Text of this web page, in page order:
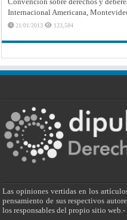
Internacional Americana,
21/01/2013 123,584
Las opiniones vertidas en los
pensamiento de sus respectivos
los responsables del propio sitio web.-